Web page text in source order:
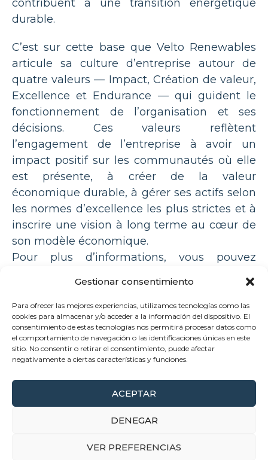
Gestionar consentimiento
Para ofrecer las mejores experiencias, utilizamos tecnologías como las
cookies para almacenar y/o acceder a la información del dispositivo. El
consentimiento de estas tecnologías nos permitirá procesar datos como
el comportamiento de navegación o las identificaciones únicas en este
sitio. No consentir o retirar el consentimiento, puede afectar
negativamente a ciertas características y funciones.
ACEPTAR
DENEGAR
VER PREFERENCIAS
contribuent à une transition énergétique
durable.
C’est sur cette base que Velto Renewables
articule sa culture d’entreprise autour de
quatre valeurs — Impact, Création de valeur,
Excellence et Endurance — qui guident le
fonctionnement de l’organisation et ses
décisions. Ces valeurs reflètent
l’engagement de l’entreprise à avoir un
impact positif sur les communautés où elle
est présente, à créer de la valeur
économique durable, à gérer ses actifs selon
les normes d’excellence les plus strictes et à
inscrire une vision à long terme au cœur de
son modèle économique.
Pour plus d’informations, vous pouvez
sur notre site Web:
https://veltorenewables.com/fr/notre-
raison-detre-manifeste-et-valeurs/
Mentions légales